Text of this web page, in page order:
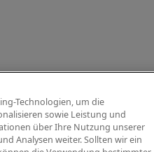
Technologien, um die
sowie Leistung und
über Ihre Nutzung unserer
Analysen weiter. Sollten wir ein